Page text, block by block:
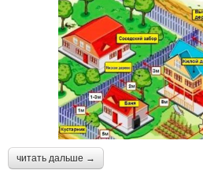
читать дальше →